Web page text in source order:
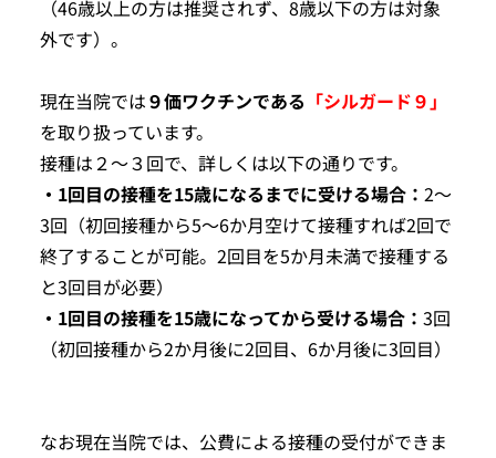
（46歳以上の方は推奨されず、8歳以下の方は対象
外です）。
現在当院では９価ワクチンである 「シルガード９」
を取り扱っています。
接種は２～３回で、詳しくは以下の通りです。
・1回目の接種を15歳になるまでに受ける場合： 2～
3回（初回接種から5～6か月空けて接種すれば2回で
終了することが可能。2回目を5か月未満で接種する
と3回目が必要）
・1回目の接種を15歳になってから受ける場合： 3回
（初回接種から2か月後に2回目、6か月後に3回目）
なお現在当院では、公費による接種の受付ができま